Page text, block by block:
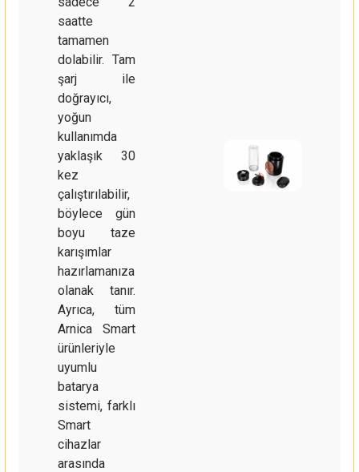
saatte
tamamen
dolabilir. Tam
şarj ile
doğrayıcı,
yoğun
kullanımda
yaklaşık 30
kez
çalıştırılabilir,
böylece gün
boyu taze
karışımlar
hazırlamanıza
olanak tanır.
Ayrıca, tüm
Arnica Smart
ürünleriyle
uyumlu
batarya
sistemi, farklı
Smart
cihazlar
arasında